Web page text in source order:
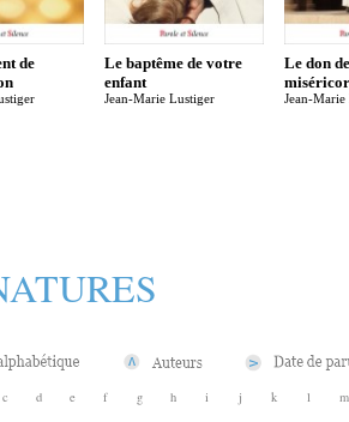
de
Le baptême de votre
enfant
Jean-Marie Lustiger
Le don
Jean-
c d e f g h i j k l m